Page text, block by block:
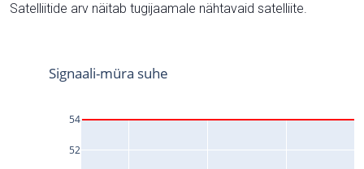
Satelliitide arv näitab tugijaamale nähtavaid satelliite.